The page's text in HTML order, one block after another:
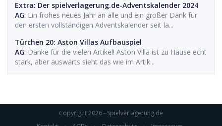
Extra: Der spielverlagerung.de-Adventskalender 2024
AG: Ein frohes neues Jahr an alle und ein großer Dank für
den ersten vollständigen Adventskalender seit la...
Türchen 20: Aston Villas Aufbauspiel
AG: Danke für die vielen Artikel! Aston Villa ist zu Hause echt
stark, aber auswärts sieht das wie im Artik...
Copyright 2026 - Spielverlagerung.de